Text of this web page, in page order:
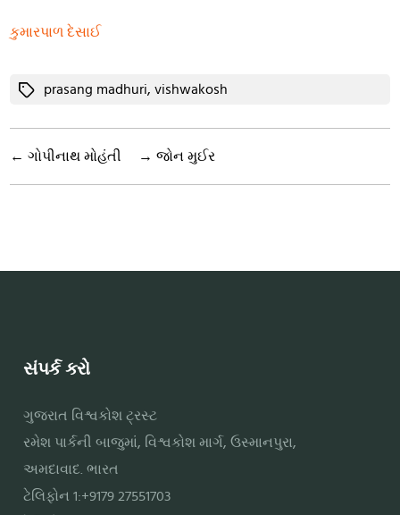
કુમારપાળ દેસાઈ
Tagsprasang madhuri,vishwakosh
← ગોપીનાથ મોહંતી → જોન મુઈર
સંપર્ક કરો
ગુજરાત વિશ્વકોશ ટ્રસ્ટ
રમેશ પાર્કની બાજુમાં, વિશ્વકોશ માર્ગ, ઉસ્માનપુરા,
અમદાવાદ. ભારત
ટેલિફોન 1:+9179 27551703